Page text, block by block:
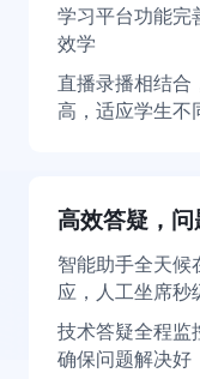
学习平台功能完
效学
直播录播相结合
高，适应学生不
高效答疑，问
智能助手全天候
应，人工坐席秒
技术答疑全程监
确保问题解决好